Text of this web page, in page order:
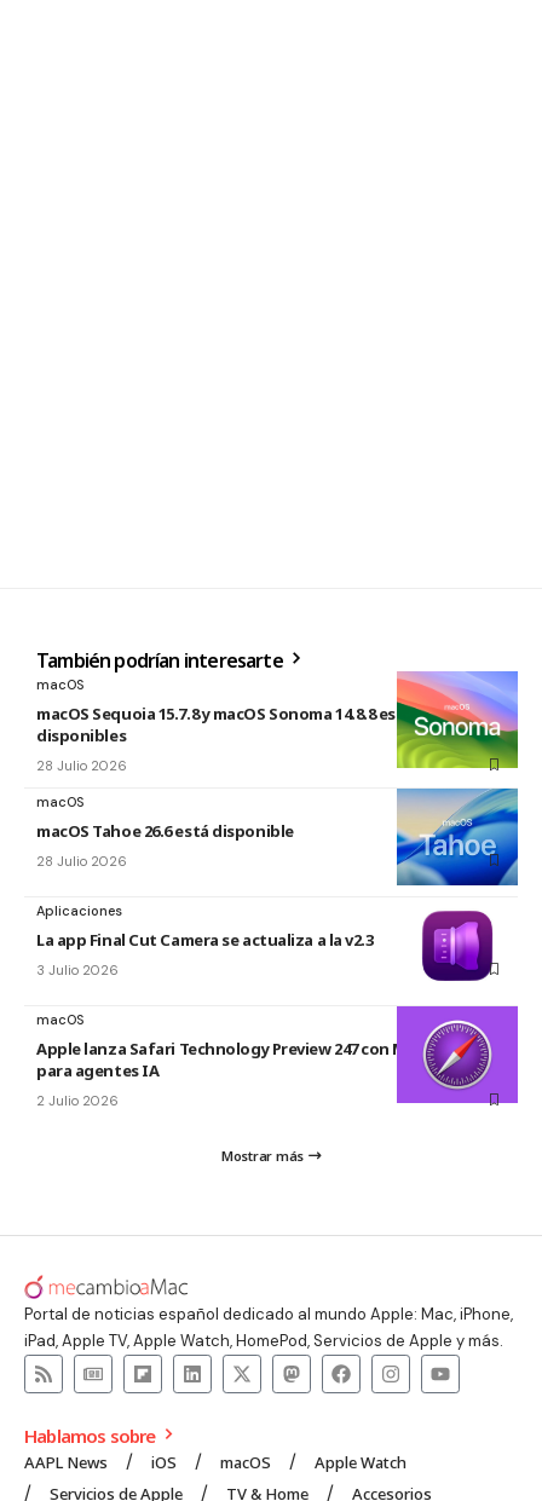
También podrían interesarte
macOS
macOS Sequoia 15.7.8 y macOS Sonoma 14.8.8 están
disponibles
28 Julio 2026
macOS
macOS Tahoe 26.6 está disponible
28 Julio 2026
Aplicaciones
La app Final Cut Camera se actualiza a la v2.3
3 Julio 2026
macOS
Apple lanza Safari Technology Preview 247 con MCP Server
para agentes IA
2 Julio 2026
Mostrar más
Portal de noticias español dedicado al mundo Apple: Mac, iPhone,
iPad, Apple TV, Apple Watch, HomePod, Servicios de Apple y más.
Hablamos sobre
AAPL News iOS macOS
Apple Watch
Servicios de Apple
TV & Home Accesorios